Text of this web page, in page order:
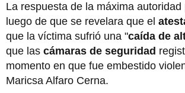
La respuesta de la máxima
luego de que se revelara que el
que la víctima sufrió una "caída de
que las cámaras de seguridad
momento en que fue embestido
Maricsa Alfaro Cerna.